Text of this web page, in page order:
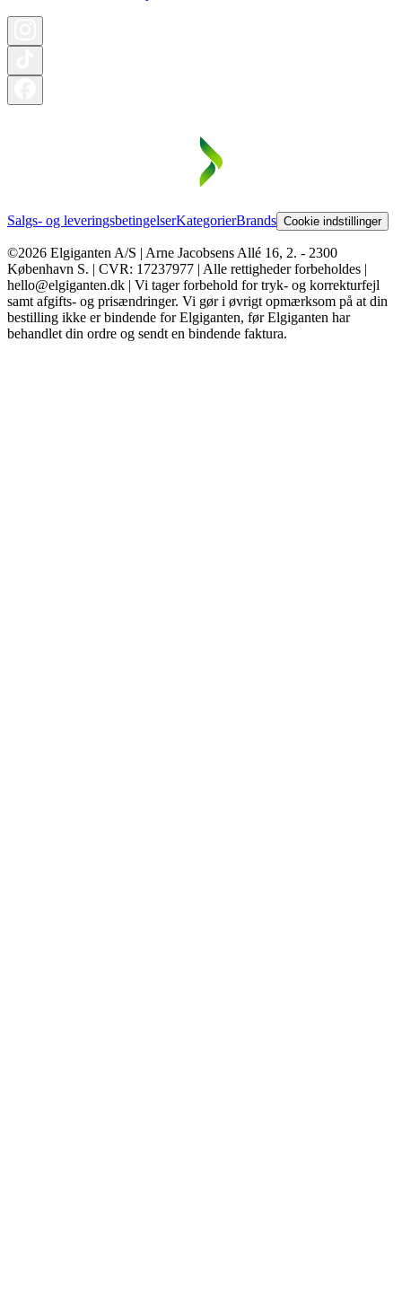
Salgs- og leveringsbetingelserKategorierBrands Cookie indstillinger
©2026 Elgiganten A/S | Arne Jacobsens Allé 16, 2. - 2300
København S. | CVR: 17237977 | Alle rettigheder forbeholdes |
hello@elgiganten.dk | Vi tager forbehold for tryk- og korrekturfejl
samt afgifts- og prisændringer. Vi gør i øvrigt opmærksom på at din
bestilling ikke er bindende for Elgiganten, før Elgiganten har
behandlet din ordre og sendt en bindende faktura.